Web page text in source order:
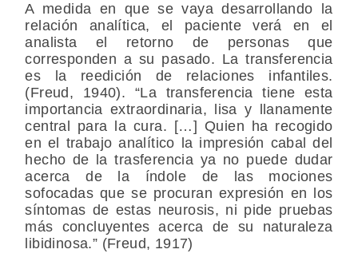
A medida en que se vaya desarrollando la
relación analítica, el paciente verá en el
analista el retorno de personas que
corresponden a su pasado. La transferencia
es la reedición de relaciones infantiles.
(Freud, 1940). “La transferencia tiene esta
importancia extraordinaria, lisa y llanamente
central para la cura. […] Quien ha recogido
en el trabajo analítico la impresión cabal del
hecho de la trasferencia ya no puede dudar
acerca de la índole de las mociones
sofocadas que se procuran expresión en los
síntomas de estas neurosis, ni pide pruebas
más concluyentes acerca de su naturaleza
libidinosa.” (Freud, 1917)